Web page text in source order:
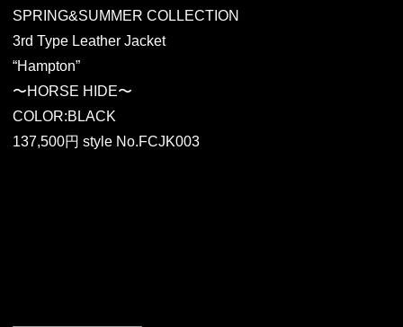
SPRING&SUMMER COLLECTION
3rd Type Leather Jacket
“Hampton”
〜HORSE HIDE〜
COLOR:BLACK
137,500円 style No.FCJK003